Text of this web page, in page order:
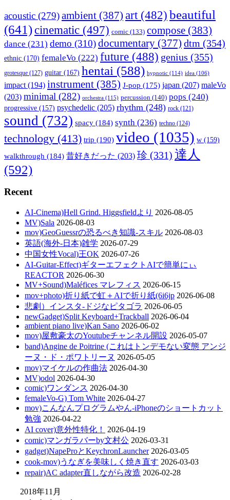
acoustic (279)ambient (387) art (482) beautiful
(641)cinematic (497) comic (133) compose (383)
dance (231) demo (310)documentary (377) dtm (354)
ethnic (170) femaleVo (222) future (488) genius (355)
grotesque (127) guitar (167) hentai (588) hypnotic (114) idea (106)
impact (194) instrument (385) J-pop (175) japan (207) maleVo
(203) minimal (282) orchestra (115) percussion (140) pops (240)
progressive (157) psychedelic (205) rhythm (248) rock (121)
sound (732) spacy (184) synth (236) techno (124)
technology (413) trip (190) video (1035) w (159)
walkthrough (184) 昔好きだった (203) 珍 (331) 達人
(592)
Recent
AI-Cinema)Hell Grind. Higgsfieldより 2026-08-05
MV)Sala 2026-08-03
mov)GeoGuessrの恐るべき知識-スキル 2026-08-03
英語(海外-日本)雑学 2026-07-29
中国女性Vocal)王OK 2026-07-26
AI-Guitar-Effect)ギターエフェクトAIで簡単にぃ
REACTOR 2026-06-30
MV+Sound)Maléfices マレフィス 2026-06-15
mov+photo)折り紙で虹＋AIで折り紙(6i6jp 2026-06-08
悲劇）インスタ-ドジなピタゴラ 2026-06-05
newGadget)Split Keyboard+Trackball 2026-06-04
ambient piano live)Kan Sano 2026-06-02
mov)屋敷豪太のYoutubeチャンネル開設 2026-05-07
band)Angine de Poitrine (これはトンデモない変態 アンジ
ーヌ・ド・ポワトリーヌ 2026-05-05
mov)マイケルの作曲法 2026-04-30
MV)odol 2026-04-30
comic)ワンダンス 2026-04-30
femaleVo-G) Tom White 2026-04-27
mov)こんなんプログラムやん-iPhoneのショートカット
勉強 2026-04-22
AI cover)意外性特化！
2026-04-19
comic)マンガラバーby文村公 2026-03-31
gadget)NapeProとKeychronLauncher 2026-03-05
cook-mov)うなぎを美味しく焼き直す 2026-03-03
repair)AC adapter直しながら改造 2026-02-28
2018年11月